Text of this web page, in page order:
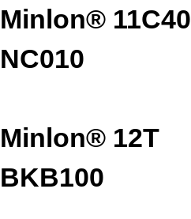
Minlon® 11C40
NC010
Minlon® 12T
BKB100